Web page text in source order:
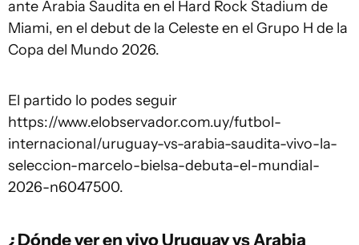
ante Arabia Saudita en el Hard Rock Stadium de
Miami, en el debut de la Celeste en el Grupo H de la
Copa del Mundo 2026.
El partido lo podes seguir
https://www.elobservador.com.uy/futbol-
internacional/uruguay-vs-arabia-saudita-vivo-la-
seleccion-marcelo-bielsa-debuta-el-mundial-
2026-n6047500.
¿Dónde ver en vivo Uruguay vs Arabia